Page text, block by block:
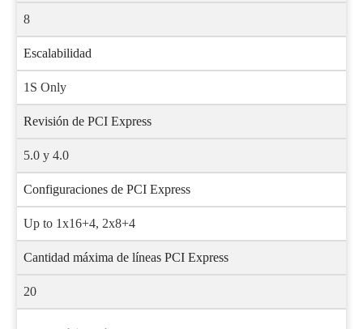
8
Escalabilidad
1S Only
Revisión de PCI Express
5.0 y 4.0
Configuraciones de PCI Express
Up to 1x16+4, 2x8+4
Cantidad máxima de líneas PCI Express
20